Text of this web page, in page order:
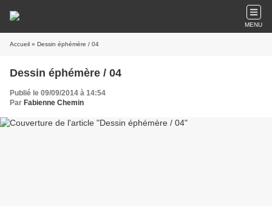
MENU
Accueil » Dessin éphémère / 04
Dessin éphémère / 04
Publié le 09/09/2014 à 14:54
Par Fabienne Chemin